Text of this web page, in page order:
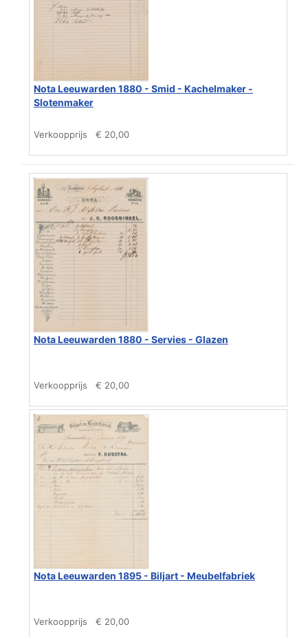
Nota Leeuwarden 1880 - Smid - Kachelmaker -
Slotenmaker
Verkoopprijs € 20,00
Nota Leeuwarden 1880 - Servies - Glazen
Verkoopprijs € 20,00
Nota Leeuwarden 1895 - Biljart - Meubelfabriek
Verkoopprijs € 20,00